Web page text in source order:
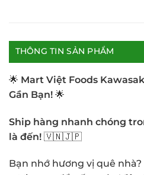
THÔNG TIN SẢN PHẨM
🌟 Mart Việt Foods
Gần Bạn! 🌟
Ship hàng nhanh chóng
là đến! 🇻🇳🇯🇵
Bạn nhớ hương vị quê